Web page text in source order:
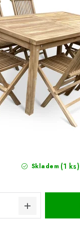
Skladem (1 ks)